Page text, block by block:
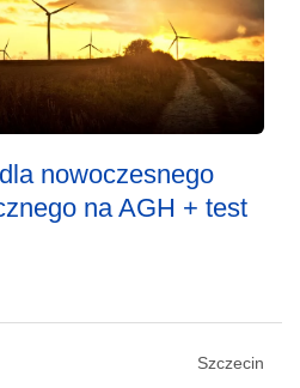
nowoczesnego
na AGH + test
Szczecin